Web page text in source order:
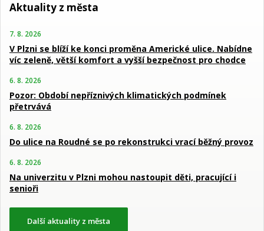
Aktuality z města
7. 8. 2026
V Plzni se blíží ke konci proměna Americké ulice. Nabídne
víc zeleně, větší komfort a vyšší bezpečnost pro chodce
6. 8. 2026
Pozor: Období nepříznivých klimatických podmínek
přetrvává
6. 8. 2026
Do ulice na Roudné se po rekonstrukci vrací běžný provoz
6. 8. 2026
Na univerzitu v Plzni mohou nastoupit děti, pracující i
senioři
Další aktuality z města